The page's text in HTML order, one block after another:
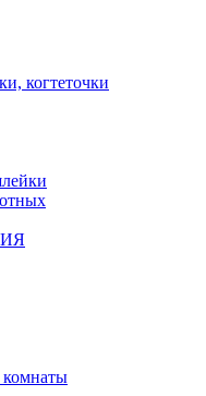
когтеточки
комнаты